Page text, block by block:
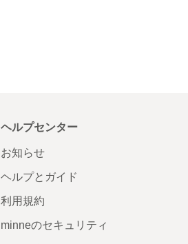
ヘルプセンター
お知らせ
ヘルプとガイド
利用規約
minneのセキュリティ